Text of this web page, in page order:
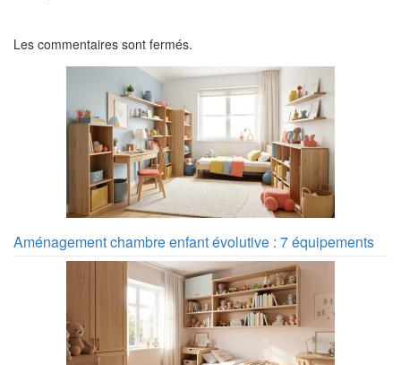
Les commentaires sont fermés.
Aménagement chambre enfant évolutive : 7 équipements